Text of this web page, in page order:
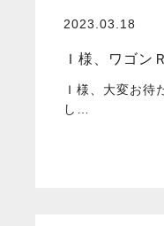
2023.03.18
Ｉ様、ワゴン
Ｉ様、大変お
し…